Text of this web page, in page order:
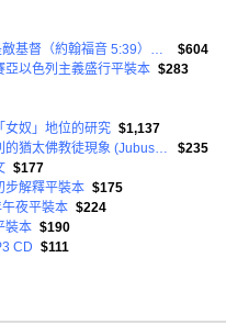
$604
以色列主義盛行平裝本 $283
女奴」地位的研究 $1,137
$235
$177
步解釋平裝本 $175
夜平裝本 $224
裝本 $190
CD $111